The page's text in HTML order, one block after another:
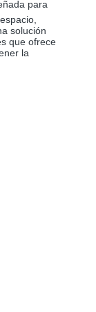
para
solución
que ofrece
la